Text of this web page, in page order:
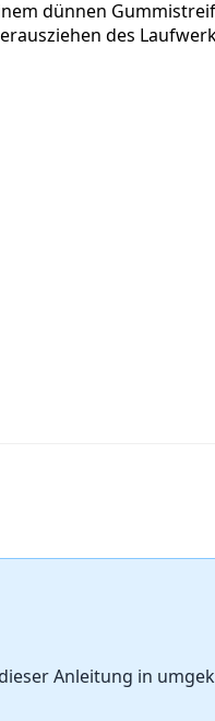
dünnen
des
Anleitung in